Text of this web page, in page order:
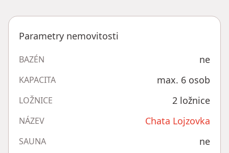
Parametry nemovitosti
BAZÉN ne
KAPACITA max. 6 osob
LOŽNICE 2 ložnice
NÁZEV Chata Lojzovka
SAUNA ne